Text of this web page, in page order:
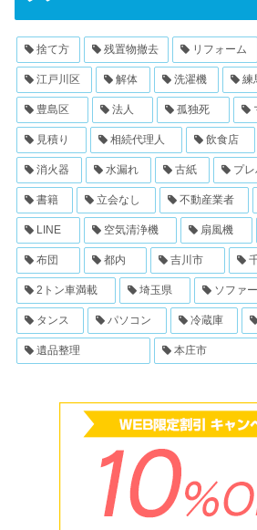
捨て方 残置物撤去 リフォーム
江戸川区 解体 洗濯機 練
豊島区 法人 孤独死
見積り 相続代理人 飲食店
消火器 水漏れ 古紙 プ
書籍 立会なし 不動産業者
LINE 空気清浄機 扇風機
布団 都内 吉川市
2トン車満載 埼玉県 ソファー
タンス パソコン 冷蔵庫
遺品整理 本庄市